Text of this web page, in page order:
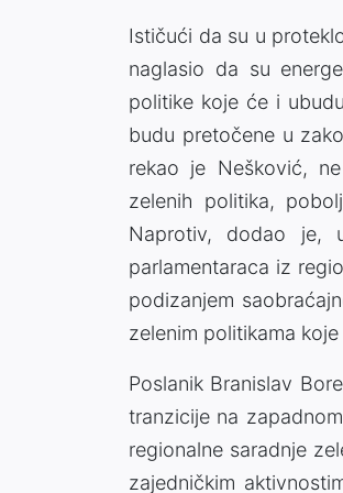
Ističući da su u
naglasio da su
politike koje će i
budu pretočene u
rekao je Nešković,
zelenih politika,
Naprotiv, dodao je,
parlamentaraca iz
podizanjem
zelenim politikama
Poslanik Branislav
tranzicije na
regionalne saradnje
zajedničkim